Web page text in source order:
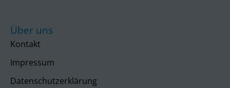
Über uns
Kontakt
Impressum
Datenschutzerklärung